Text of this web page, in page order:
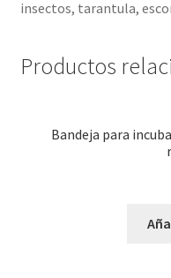
insectos, tarantula,
Productos
Bandeja para